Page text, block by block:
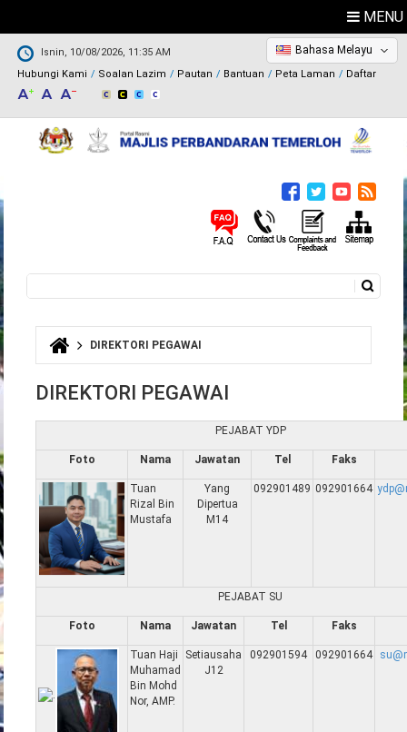
MENU
Isnin, 10/08/2026, 11:35 AM
Hubungi Kami
Soalan Lazim Pautan Bantuan Peta Laman Daftar
Bahasa Melayu
Borang carian
Anda di siniDIREKTORI PEGAWAI
DIREKTORI PEGAWAI
PEJABAT YDP
Foto Nama Jawatan Tel Faks
Tuan
Rizal Bin
Mustafa
Yang
Dipertua
M14
092901489 092901664
PEJABAT SU
Foto Nama Jawatan Tel Faks
Tuan Haji
Muhamad
Bin Mohd
Nor, AMP.
Setiausaha
J12
092901594 092901664